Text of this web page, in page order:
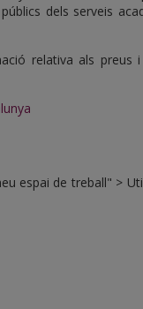
dels serveis
relativa als preus
espai de treball" >